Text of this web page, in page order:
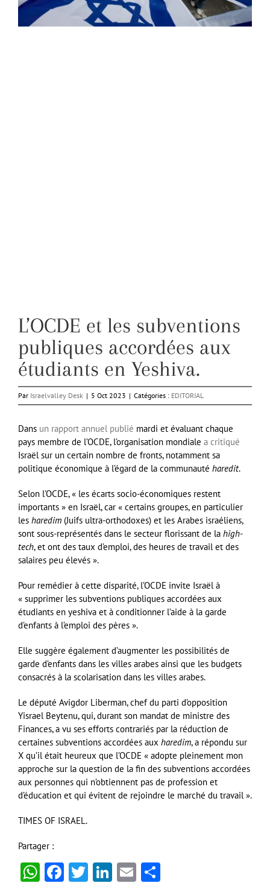
L’OCDE et les subventions
publiques accordées aux
étudiants en Yeshiva.
Par Israelvalley Desk | 5 Oct 2023 | Catégories : EDITORIAL
Dans un rapport annuel publié mardi et évaluant chaque
pays membre de l’OCDE, l’organisation mondiale a critiqué
Israël sur un certain nombre de fronts, notamment sa
politique économique à l’égard de la communauté haredit.
Selon l’OCDE, « les écarts socio-économiques restent
importants » en Israël, car « certains groupes, en particulier
les haredim (Juifs ultra-orthodoxes) et les Arabes israéliens,
sont sous-représentés dans le secteur florissant de la high-
tech, et ont des taux d’emploi, des heures de travail et des
salaires peu élevés ».
Pour remédier à cette disparité, l’OCDE invite Israël à
« supprimer les subventions publiques accordées aux
étudiants en yeshiva et à conditionner l’aide à la garde
d’enfants à l’emploi des pères ».
Elle suggère également d’augmenter les possibilités de
garde d’enfants dans les villes arabes ainsi que les budgets
consacrés à la scolarisation dans les villes arabes.
Le député Avigdor Liberman, chef du parti d’opposition
Yisrael Beytenu, qui, durant son mandat de ministre des
Finances, a vu ses efforts contrariés par la réduction de
certaines subventions accordées aux haredim, a répondu sur
X qu’il était heureux que l’OCDE « adopte pleinement mon
approche sur la question de la fin des subventions accordées
aux personnes qui n’obtiennent pas de profession et
d’éducation et qui évitent de rejoindre le marché du travail ».
TIMES OF ISRAEL.
Partager :
WhatsApp
Facebook
Twitter
LinkedIn
Email